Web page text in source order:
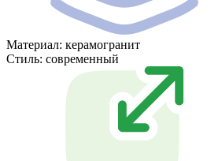
Материал: керамогранит
Стиль: современный